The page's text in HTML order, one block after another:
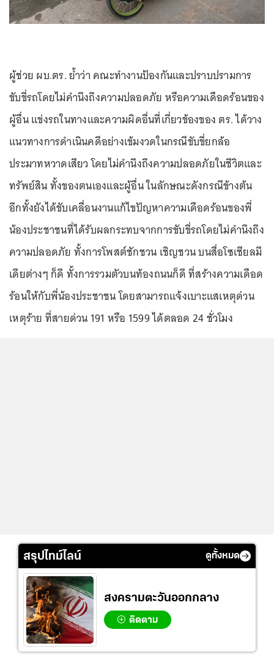
ผู้ช่วย ผบ.ตร. ย้ำว่า คณะทำงานป้องกันและปราบปรามการ
ขับขี่รถโดยไม่คำนึงถึงความปลอดภัย หรือความเดือดร้อนของ
ผู้อื่น แข่งรถในทางและความผิดอื่นที่เกี่ยวข้องของ ตร. ได้วาง
แนวทางการดำเนินคดีอย่างเข้มงวดในกรณีขับขี่ยกล้อ
ประมาทหวาดเสียว โดยไม่คำนึงถึงความปลอดภัยในชีวิตและ
ทรัพย์สิน ทั้งของตนเองและผู้อื่น ในลักษณะดังกรณีข้างต้น
อีกทั้งยังได้ขับเคลื่อนงานแก้ไขปัญหาความเดือดร้อนของพี่
น้องประชาชนที่ได้รับผลกระทบจากการขับขี่รถโดยไม่คำนึงถึง
ความปลอดภัย ทั้งการโพสต์ชักชวน เชิญชวน บนสื่อโซเชียลมี
เดียต่างๆ ก็ดี ทั้งการรวมตัวบนท้องถนนก็ดี ที่สร้างความเดือด
ร้อนให้กับพี่น้องประชาชน โดยสามารถแจ้งเบาะแสเหตุด่วน
เหตุร้าย ที่สายด่วน 191 หรือ 1599 ได้ตลอด 24 ชั่วโมง
สรุปไทม์ไลน์ ดูทั้งหมด
สงครามตะวันออกกลาง
ติดตาม